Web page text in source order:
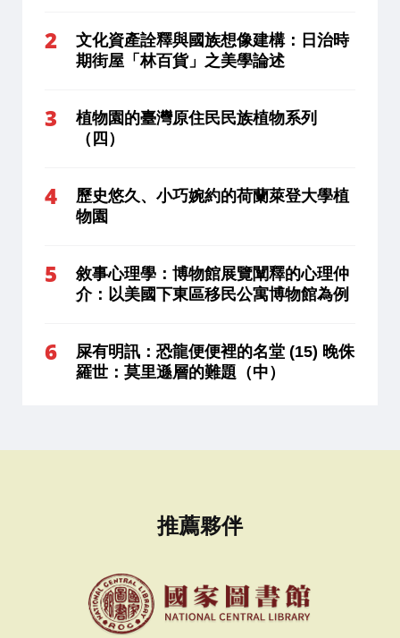
文化資產詮釋與國族想像建構：日治時
期街屋「林百貨」之美學論述
植物園的臺灣原住民民族植物系列
（四）
歷史悠久、小巧婉約的荷蘭萊登大學植
物園
敘事心理學：博物館展覽闡釋的心理仲
介：以美國下東區移民公寓博物館為例
屎有明訊：恐龍便便裡的名堂 (15) 晚侏
羅世：莫里遜層的難題（中）
推薦夥伴